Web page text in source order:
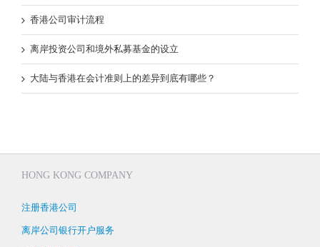
香港公司审计流程
离岸投资公司和境外私募基金的设立
大陆与香港在会计准则上的差异到底有哪些？
HONG KONG COMPANY
注册香港公司
离岸公司银行开户服务